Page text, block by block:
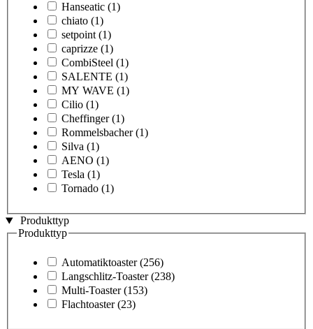
Hanseatic (1)
chiato (1)
setpoint (1)
caprizze (1)
CombiSteel (1)
SALENTE (1)
MY WAVE (1)
Cilio (1)
Cheffinger (1)
Rommelsbacher (1)
Silva (1)
AENO (1)
Tesla (1)
Tornado (1)
Produkttyp
Produkttyp
Automatiktoaster (256)
Langschlitz-Toaster (238)
Multi-Toaster (153)
Flachtoaster (23)